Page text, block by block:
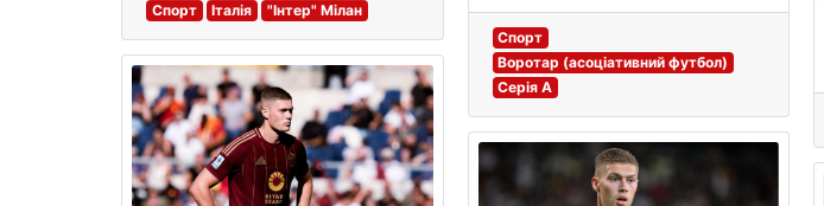
Спорт Італія "Інтер" Мілан
Спорт
Воротар (асоціативний футбол)
Серія A